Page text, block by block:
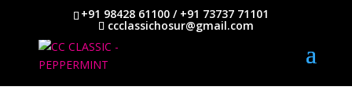
+91 98428 61100 / +91 73737 71101
ccclassichosur@gmail.com